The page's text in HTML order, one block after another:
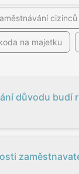
cizinců
na majetku
důvodu budí